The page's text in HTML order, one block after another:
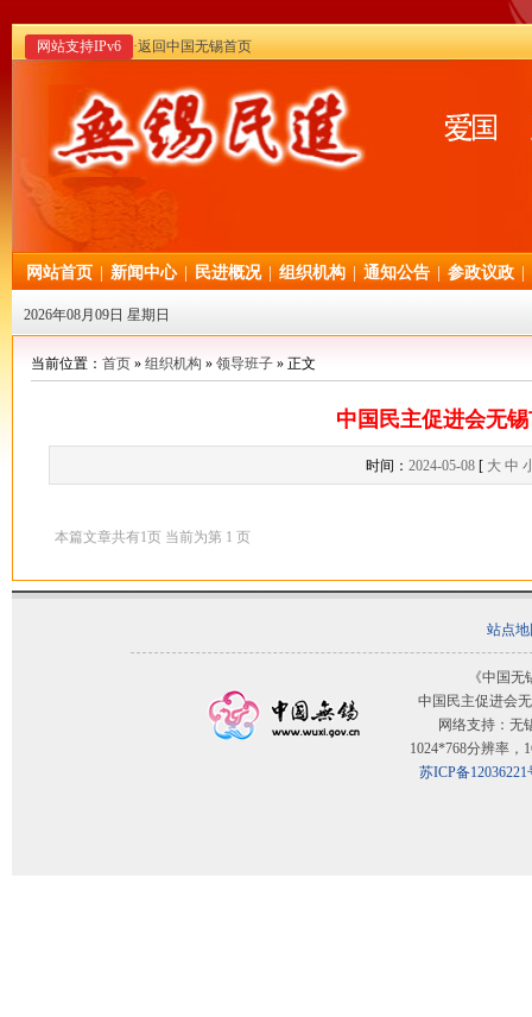
网站支持IPv6 ·返回中国无锡首页
网站首页 新闻中心 民进概况 组织机构 通知公告 参政议政
2026年08月09日 星期日
当前位置： 首页 » 组织机构 » 领导班子 » 正文
中国民主促进会无
时间： 2024-05-08 [ 大 中
本篇文章共有1页 当前为第 1 页
站点
《中国
中国民主促进会
网络支持：无
1024*768分辨率，
苏ICP备12036221